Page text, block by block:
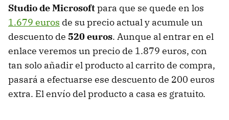
Studio de Microsoftpara que se quede en los
1.679 euros de su precio actual y acumule un
descuento de 520 euros. Aunque al entrar en el
enlace veremos un precio de 1.879 euros, con
tan solo añadir el producto al carrito de compra,
pasará a efectuarse ese descuento de 200 euros
extra. El envío del producto a casa es gratuito.